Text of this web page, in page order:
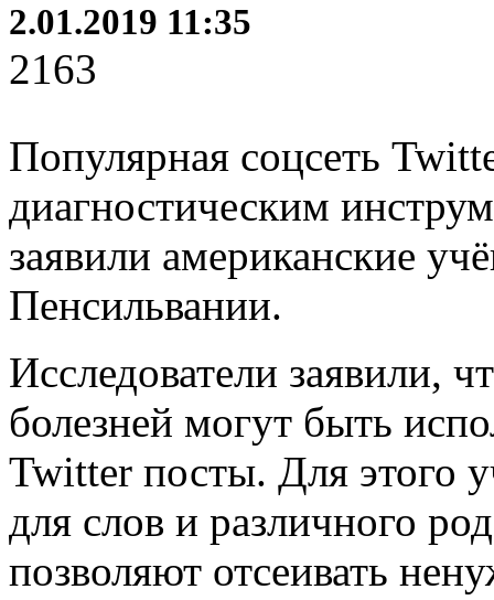
2.01.2019 11:35
2163
Популярная соцсеть
диагностическим
заявили американские
Пенсильвании.
Исследователи заявили,
болезней могут быть
Twitter посты. Для этого
для слов и различного
позволяют отсеивать